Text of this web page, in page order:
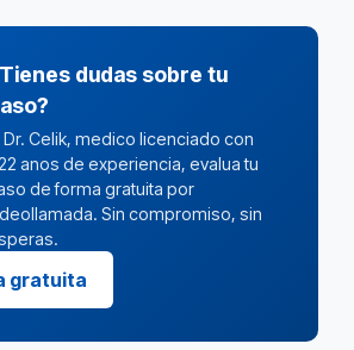
dudas sobre tu
Dr. Celik, medico licenciado con
anos de experiencia, evalua tu
de forma gratuita por
Sin compromiso, sin
gratuita